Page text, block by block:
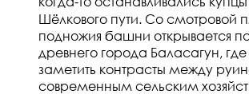
Шёлкового пути. Со смотровой
подножия башни открывается
древнего города Баласагун,
заметить контрасты между
современным сельским